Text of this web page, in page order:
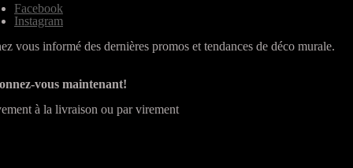
Facebook
Instagram
vous informé des dernières promos et tendances de déco murale.
vous maintenant!
à la livraison ou par virement